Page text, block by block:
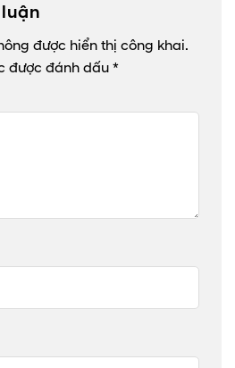
được hiển thị công khai.
được đánh dấu *